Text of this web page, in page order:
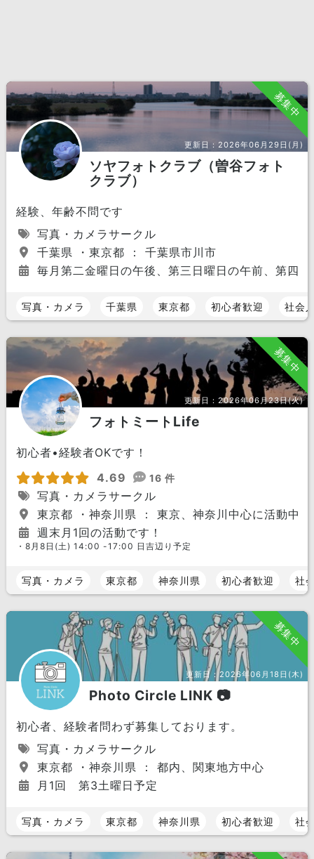
募集中
更新日： 2026年06月29日(月)
ソヤフォトクラブ（曽谷フォト
クラブ）
経験、年齢不問です
写真・カメラサークル
千葉県 ・東京都 ： 千葉県市川市
毎月第二金曜日の午後、第三日曜日の午前、第四
写真・カメラ 千葉県 東京都 初心者歓迎 社会
募集中
更新日：2026年06月23日(火)
フォトミートLife
初心者•経験者OKです！
4.69
16 件
写真・カメラサークル
東京都 ・神奈川県 ： 東京、神奈川中心に活動中
週末月1回の活動です！
・8月8日(土) 14:00 -17:00 日吉辺り予定
写真・カメラ 東京都 神奈川県 初心者歓迎 社
募集中
更新日：2026年06月18日(木)
Photo Circle LINK 📷
初心者、経験者問わず募集しております。
写真・カメラサークル
東京都 ・神奈川県 ： 都内、関東地方中心
月1回 第3土曜日予定
写真・カメラ 東京都 神奈川県 初心者歓迎 社